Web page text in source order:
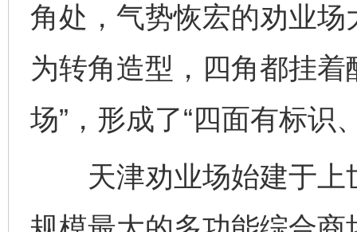
角处，气势恢宏的劝业
为转角造型，四角都挂
场”，形成了“四面有标识
天津劝业场始建于上